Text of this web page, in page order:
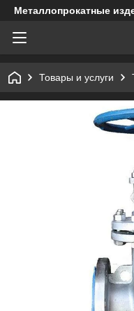
Металлопрокатные
Товары и услуги